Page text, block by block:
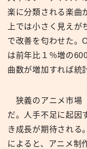
楽に分類される楽曲
上では小さく見え
で改善を匂わせた。
は前年比１％増の
曲数が増加すれば統
狭義のアニメ市場
だ。人手不足に起因
き成長が期待される
によると、アニメ制